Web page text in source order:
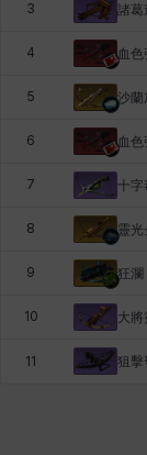
3 諸葛
4 血色
5 沙蘭
6 血色
7 十字
8 靈光
9 狂瀾
10 大將
11 狙擊